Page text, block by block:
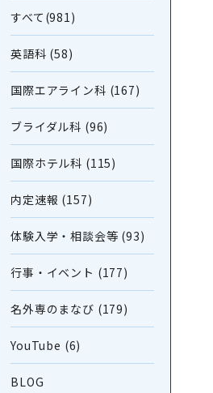
すべて(981)
英語科 (58)
国際エアライン科 (167)
ブライダル科 (96)
国際ホテル科 (115)
内定速報 (157)
体験入学・相談会等 (93)
行事・イベント (177)
名外専のまなび (179)
YouTube (6)
BLOG